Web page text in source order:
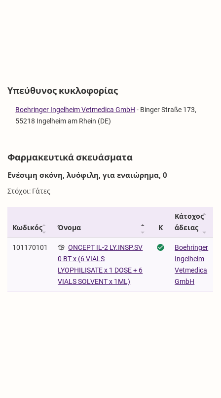
Υπεύθυνος κυκλοφορίας
Boehringer Ingelheim Vetmedica GmbH - Binger Straße 173,
55218 Ingelheim am Rhein (DE)
Φαρμακευτικά σκευάσματα
Ενέσιμη σκόνη, λυόφιλη, για εναιώρημα, 0
Στόχοι: Γάτες
Κωδικός Όνομα Κ
Κάτοχος
άδειας
101170101
ONCEPT IL-2 LY.INSP.SV
0 BT x (6 VIALS
LYOPHILISATE x 1 DOSE + 6
VIALS SOLVENT x 1ML)
Boehringer
Ingelheim
Vetmedica
GmbH